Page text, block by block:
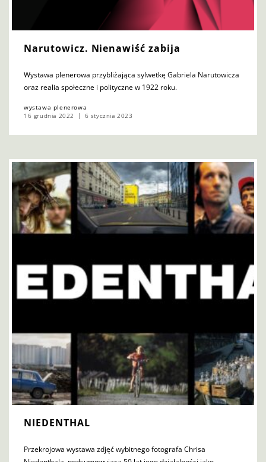
Narutowicz. Nienawiść zabija
Wystawa plenerowa przybliżająca sylwetkę Gabriela Narutowicza
oraz realia społeczne i polityczne w 1922 roku.
wystawa plenerowa
16 grudnia 2022
6 stycznia 2023
NIEDENTHAL
Przekrojowa wystawa zdjęć wybitnego fotografa Chrisa